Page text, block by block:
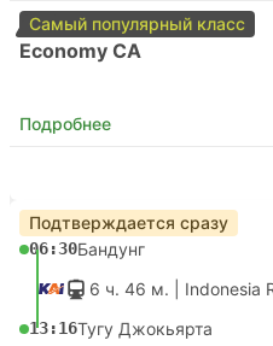
Самый популярный класс
Economy CA
Подробнее
Подтверждается сразу
06:30Бандунг
6 ч. 46 м. | Indonesia
13:16Тугу Джокьярта